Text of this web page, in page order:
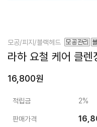
모공/피지/블랙헤드
라하 요철 케어 클렌
16,800원
적립금 2%
판매가격